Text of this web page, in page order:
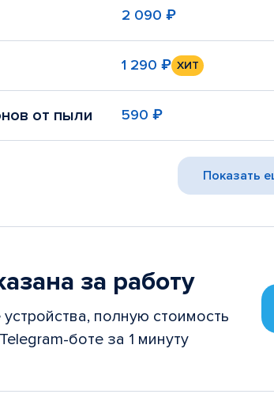
2 090 ₽
1 290 ₽ ХИТ
от пыли 590 ₽
Показать
за работу
полную стоимость
боте за 1 минуту